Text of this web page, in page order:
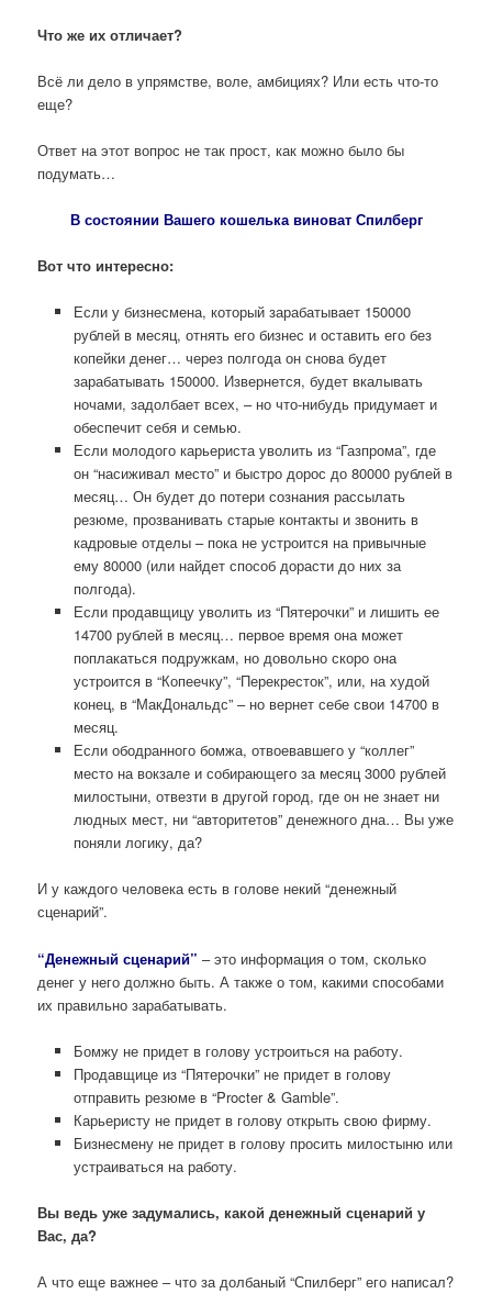
Что же их отличает?
Всё ли дело в упрямстве, воле, амбициях? Или есть что-то
еще?
Ответ на этот вопрос не так прост, как можно было бы
подумать…
В состоянии Вашего кошелька виноват Спилберг
Вот что интересно:
Если у бизнесмена, который зарабатывает 150000
рублей в месяц, отнять его бизнес и оставить его без
копейки денег… через полгода он снова будет
зарабатывать 150000. Извернется, будет вкалывать
ночами, задолбает всех, – но что-нибудь придумает и
обеспечит себя и семью.
Если молодого карьериста уволить из “Газпрома”, где
он “насиживал место” и быстро дорос до 80000 рублей в
месяц… Он будет до потери сознания рассылать
резюме, прозванивать старые контакты и звонить в
кадровые отделы – пока не устроится на привычные
ему 80000 (или найдет способ дорасти до них за
полгода).
Если продавщицу уволить из “Пятерочки” и лишить ее
14700 рублей в месяц… первое время она может
поплакаться подружкам, но довольно скоро она
устроится в “Копеечку”, “Перекресток”, или, на худой
конец, в “МакДональдс” – но вернет себе свои 14700 в
месяц.
Если ободранного бомжа, отвоевавшего у “коллег”
место на вокзале и собирающего за месяц 3000 рублей
милостыни, отвезти в другой город, где он не знает ни
людных мест, ни “авторитетов” денежного дна… Вы уже
поняли логику, да?
И у каждого человека есть в голове некий “денежный
сценарий”.
“Денежный сценарий” – это информация о том, сколько
денег у него должно быть. А также о том, какими способами
их правильно зарабатывать.
Бомжу не придет в голову устроиться на работу.
Продавщице из “Пятерочки” не придет в голову
отправить резюме в “Procter & Gamble”.
Карьеристу не придет в голову открыть свою фирму.
Бизнесмену не придет в голову просить милостыню или
устраиваться на работу.
Вы ведь уже задумались, какой денежный сценарий у
Вас, да?
А что еще важнее – что за долбаный “Спилберг” его написал?